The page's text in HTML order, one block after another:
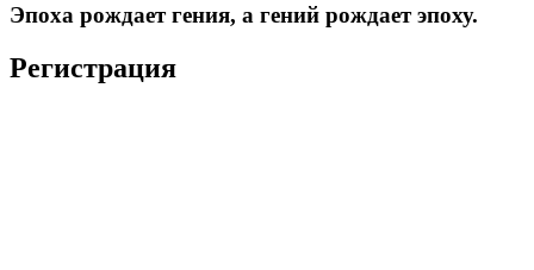
Эпоха рождает гения, а гений рождает эпоху.
Регистрация